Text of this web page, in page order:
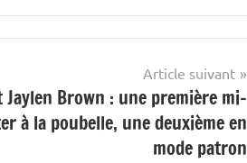
Article suivant
Jaylen Brown : une première mi-
à la poubelle, une deuxième en
mode patron